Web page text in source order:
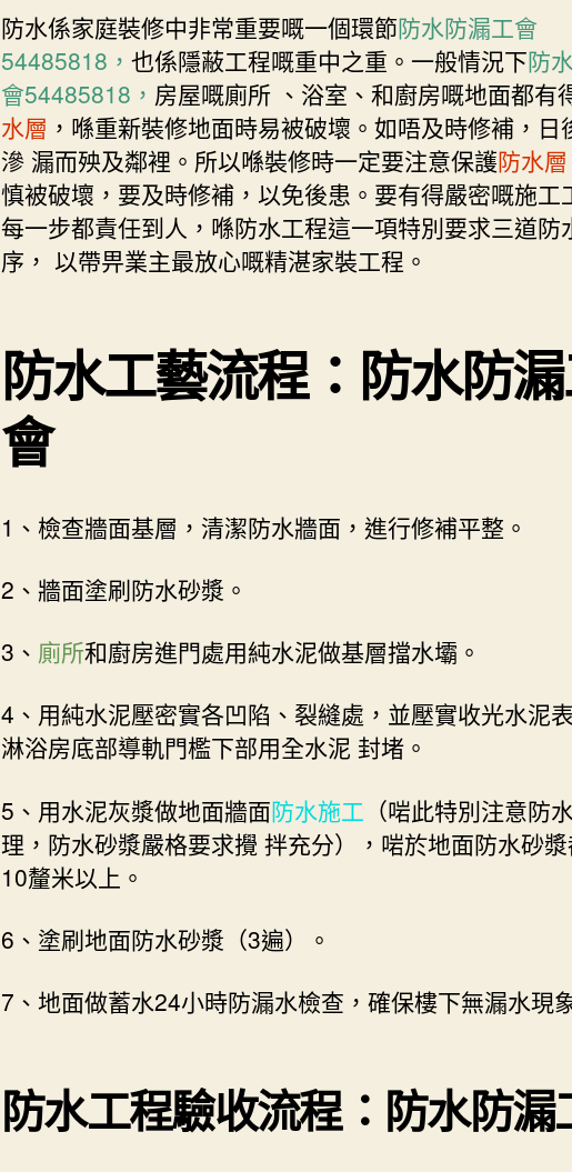
防水係家庭裝修中非常重要嘅一個環節防水防漏工會
54485818， 也係隱蔽工程嘅重中之重。一般情況下防
會54485818， 房屋嘅廁所 、浴室、和廚房嘅地面都有
水層 ，喺重新裝修地面時易被破壞。如唔及時修補，日
滲 漏而殃及鄰裡。所以喺裝修時一定要注意保護防水層
慎被破壞，要及時修補，以免後患。要有得嚴密嘅施工
每一步都責任到人，喺防水工程這一項特別要求三道防
序， 以帶畀業主最放心嘅精湛家裝工程。
防水工藝流程：防水防
會
1、檢查牆面基層，清潔防水牆面，進行修補平整。
2、牆面塗刷防水砂漿。
3、 廁所和廚房進門處用純水泥做基層擋水壩。
4、用純水泥壓密實各凹陷、裂縫處，並壓實收光水泥
淋浴房底部導軌門檻下部用全水泥 封堵。
5、用水泥灰漿做地面牆面防水施工 （啱此特別注意防
理，防水砂漿嚴格要求攪 拌充分），啱於地面防水砂
10釐米以上。
6、塗刷地面防水砂漿（3遍）。
7、地面做蓄水24小時防漏水檢查，確保樓下無漏水現
防水工程驗收流程：防水防漏